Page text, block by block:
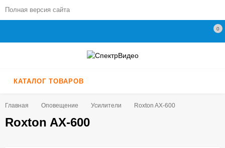
Полная версия сайта
0
КАТАЛОГ ТОВАРОВ
Главная Оповещение Усилители Roxton AX-600
Roxton AX-600